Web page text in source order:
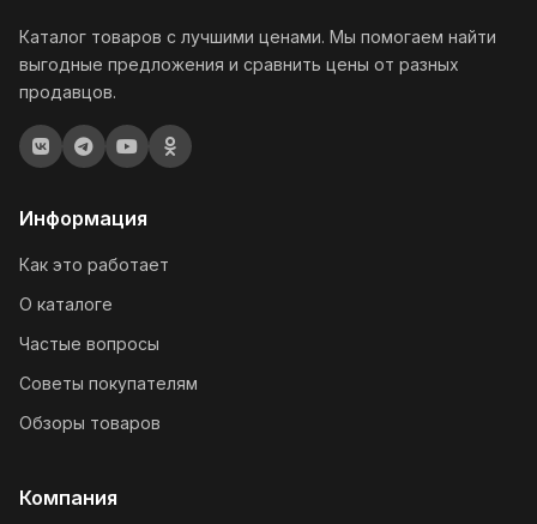
Каталог товаров с лучшими ценами. Мы помогаем найти
выгодные предложения и сравнить цены от разных
продавцов.
Информация
Как это работает
О каталоге
Частые вопросы
Советы покупателям
Обзоры товаров
Компания